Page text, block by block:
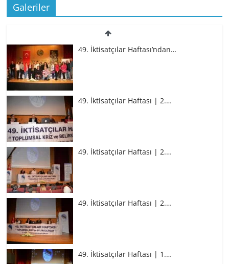
Galeriler
49. İktisatçılar Haftası’ndan…
49. İktisatçılar Haftası | 2.…
49. İktisatçılar Haftası | 2.…
49. İktisatçılar Haftası | 2.…
49. İktisatçılar Haftası | 1.…